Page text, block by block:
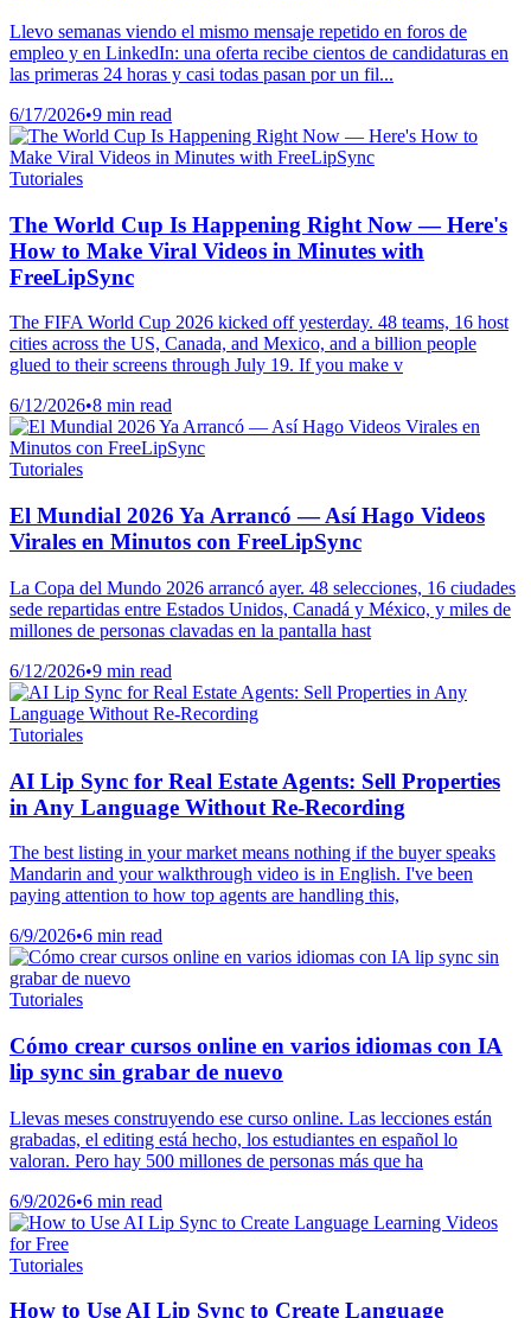
Llevo semanas viendo el mismo mensaje repetido en foros de
empleo y en LinkedIn: una oferta recibe cientos de candidaturas en
las primeras 24 horas y casi todas pasan por un fil...
6/17/2026•9 min read
Tutoriales
The World Cup Is Happening Right Now — Here's
How to Make Viral Videos in Minutes with
FreeLipSync
The FIFA World Cup 2026 kicked off yesterday. 48 teams, 16 host
cities across the US, Canada, and Mexico, and a billion people
glued to their screens through July 19. If you make v
6/12/2026•8 min read
Tutoriales
El Mundial 2026 Ya Arrancó — Así Hago Videos
Virales en Minutos con FreeLipSync
La Copa del Mundo 2026 arrancó ayer. 48 selecciones, 16 ciudades
sede repartidas entre Estados Unidos, Canadá y México, y miles de
millones de personas clavadas en la pantalla hast
6/12/2026•9 min read
Tutoriales
AI Lip Sync for Real Estate Agents: Sell Properties
in Any Language Without Re-Recording
The best listing in your market means nothing if the buyer speaks
Mandarin and your walkthrough video is in English. I've been
paying attention to how top agents are handling this,
6/9/2026•6 min read
Tutoriales
Cómo crear cursos online en varios idiomas con IA
lip sync sin grabar de nuevo
Llevas meses construyendo ese curso online. Las lecciones están
grabadas, el editing está hecho, los estudiantes en español lo
valoran. Pero hay 500 millones de personas más que ha
6/9/2026•6 min read
Tutoriales
How to Use AI Lip Sync to Create Language